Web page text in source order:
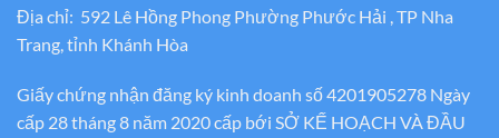
Địa chỉ: 592 Lê Hồng Phong Phường Phước Hải , TP Nha
Trang, tỉnh Khánh Hòa
Giấy chứng nhận đăng ký kinh doanh số 4201905278 Ngày
cấp 28 tháng 8 năm 2020 cấp bới SỞ KẾ HOẠCH VÀ ĐẦU